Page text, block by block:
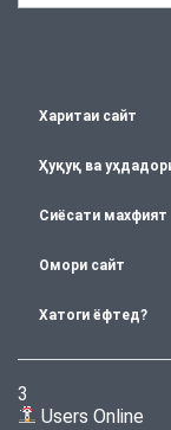
Харитаи сайт
Ҳуқуқ ва
Сиёсати махфият
Омори сайт
Хатоги ёфтед?
3
Users Online